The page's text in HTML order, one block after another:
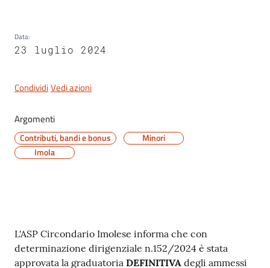
argomenti
Data:
23 luglio 2024
CondividiVedi azioni
Argomenti
Contributi, bandi e bonus
Minori
Imola
Contenuto
L'ASP Circondario Imolese informa che con
determinazione dirigenziale n.152/2024 è stata
approvata la graduatoria DEFINITIVA degli ammessi